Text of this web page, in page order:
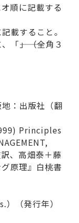
順に記載する
載すること。
―――」（全角３
：出版社（翻
Principles
、高畑泰＋藤
原理』白桃書
（発行年）